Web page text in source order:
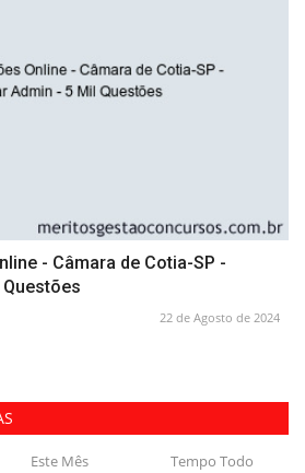
- Câmara de Cotia-SP -
22 de Agosto de 2024
Este Mês Tempo Todo